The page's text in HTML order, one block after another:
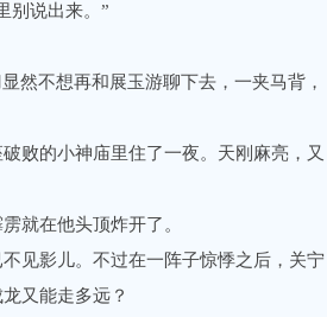
说出来。”
不想再和展玉游聊下去，一夹马背，
的小神庙里住了一夜。天刚麻亮，又
就在他头顶炸开了。
见影儿。不过在一阵子惊悸之后，关宁
又能走多远？